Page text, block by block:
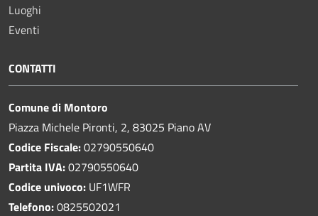
Luoghi
Eventi
CONTATTI
Comune di Montoro
Piazza Michele Pironti, 2, 83025 Piano AV
Codice Fiscale:02790550640
Partita IVA:02790550640
Codice univoco: UF1WFR
Telefono:0825502021